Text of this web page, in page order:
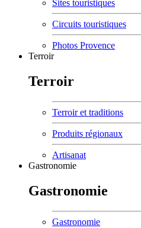
Sites touristiques
Circuits touristiques
Photos Provence
Terroir
Terroir
Terroir et traditions
Produits régionaux
Artisanat
Gastronomie
Gastronomie
Gastronomie